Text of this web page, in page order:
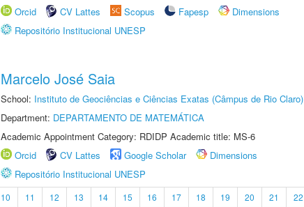
Orcid
CV Lattes Scopus Fapesp
Dimensions
Repositório Institucional UNESP
Marcelo José Saia
School: Instituto de Geociências e Ciências Exatas (Câmpus de Rio Claro)
Department: DEPARTAMENTO DE MATEMÁTICA
Academic Appointment Category: RDIDP Academic title: MS-6
Orcid
CV Lattes Google Scholar
Dimensions
Repositório Institucional UNESP
10 11 12 13 14 15 16 17 18 19 20 21 22